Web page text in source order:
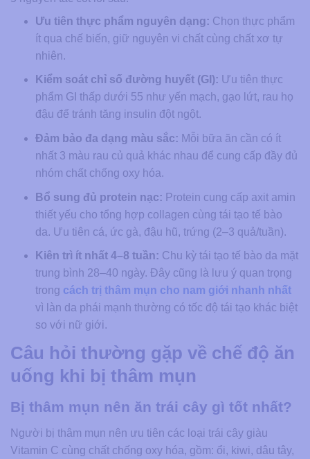
Ưu tiên thực phẩm nguyên dạng: Chọn thực phẩm
ít qua chế biến, giữ nguyên vi chất cùng chất xơ tự
nhiên.
Kiểm soát chỉ số đường huyết (GI): Ưu tiên thực
phẩm GI thấp dưới 55 như yến mạch, gạo lứt, rau họ
đậu để tránh tăng insulin đột ngột.
Đảm bảo đa dạng màu sắc: Mỗi bữa ăn cần có ít
nhất 3 màu rau củ quả khác nhau để cung cấp đầy đủ
nhóm chất chống oxy hóa.
Bổ sung đủ protein nạc: Protein cung cấp axit amin
thiết yếu cho tổng hợp collagen cùng tái tạo tế bào
da. Ưu tiên cá, ức gà, đậu hũ, trứng (2–3 quả/tuần).
Kiên trì ít nhất 4–8 tuần: Chu kỳ tái tạo tế bào da mặt
trung bình 28–40 ngày. Đây cũng là lưu ý quan trọng
trong cách trị thâm mụn cho nam giới nhanh nhất
vì làn da phái mạnh thường có tốc độ tái tạo khác biệt
so với nữ giới.
Câu hỏi thường gặp về chế độ ăn
uống khi bị thâm mụn
Bị thâm mụn nên ăn trái cây gì tốt nhất?
Người bị thâm mụn nên ưu tiên các loại trái cây giàu
Vitamin C cùng chất chống oxy hóa, gồm: ổi, kiwi, dâu tây,